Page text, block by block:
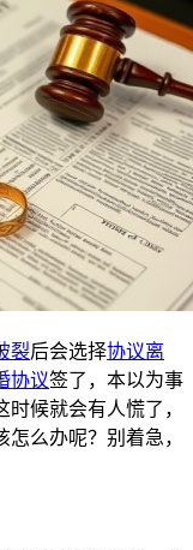
裂后会选择协议离
协议签了，本以为事
时候就会有人慌了，
么办呢？别着急，